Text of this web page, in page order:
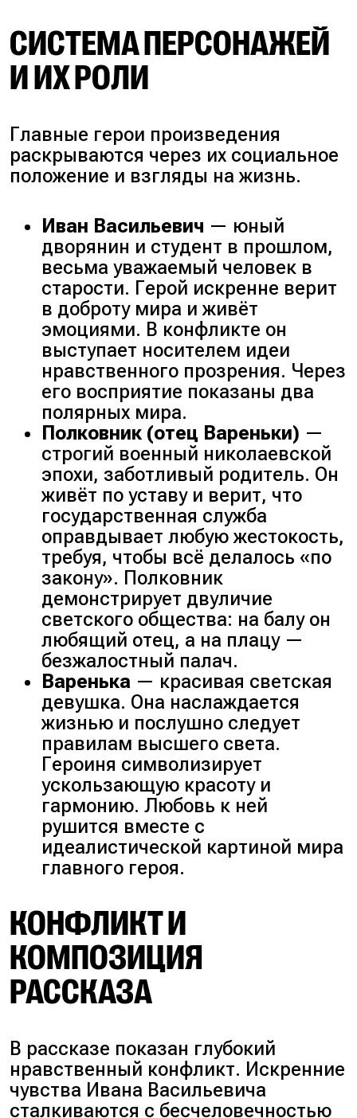
СИСТЕМА ПЕРСОНАЖЕЙ
И ИХ РОЛИ
Главные герои произведения
раскрываются через их социальное
положение и взгляды на жизнь.
Иван Васильевич — юный
дворянин и студент в прошлом,
весьма уважаемый человек в
старости. Герой искренне верит
в доброту мира и живёт
эмоциями. В конфликте он
выступает носителем идеи
нравственного прозрения. Через
его восприятие показаны два
полярных мира.
Полковник (отец Вареньки) —
строгий военный николаевской
эпохи, заботливый родитель. Он
живёт по уставу и верит, что
государственная служба
оправдывает любую жестокость,
требуя, чтобы всё делалось «по
закону». Полковник
демонстрирует двуличие
светского общества: на балу он
любящий отец, а на плацу —
безжалостный палач.
Варенька — красивая светская
девушка. Она наслаждается
жизнью и послушно следует
правилам высшего света.
Героиня символизирует
ускользающую красоту и
гармонию. Любовь к ней
рушится вместе с
идеалистической картиной мира
главного героя.
КОНФЛИКТ И
КОМПОЗИЦИЯ
РАССКАЗА
В рассказе показан глубокий
нравственный конфликт. Искренние
чувства Ивана Васильевича
сталкиваются с бесчеловечностью